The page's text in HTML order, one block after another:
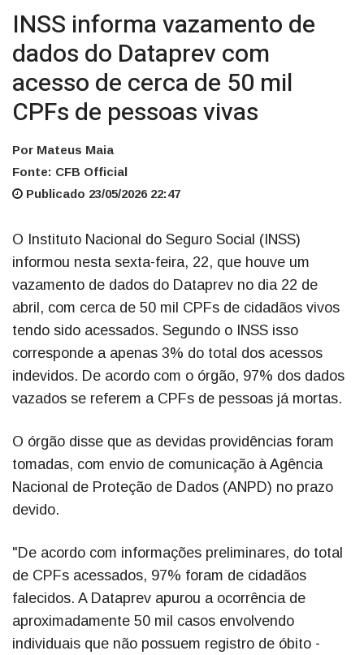
INSS informa vazamento de
dados do Dataprev com
acesso de cerca de 50 mil
CPFs de pessoas vivas
Por Mateus Maia
Fonte: CFB Official
Publicado 23/05/2026 22:47
O Instituto Nacional do Seguro Social (INSS)
informou nesta sexta-feira, 22, que houve um
vazamento de dados do Dataprev no dia 22 de
abril, com cerca de 50 mil CPFs de cidadãos vivos
tendo sido acessados. Segundo o INSS isso
corresponde a apenas 3% do total dos acessos
indevidos. De acordo com o órgão, 97% dos dados
vazados se referem a CPFs de pessoas já mortas.
O órgão disse que as devidas providências foram
tomadas, com envio de comunicação à Agência
Nacional de Proteção de Dados (ANPD) no prazo
devido.
"De acordo com informações preliminares, do total
de CPFs acessados, 97% foram de cidadãos
falecidos. A Dataprev apurou a ocorrência de
aproximadamente 50 mil casos envolvendo
individuais que não possuem registro de óbito -